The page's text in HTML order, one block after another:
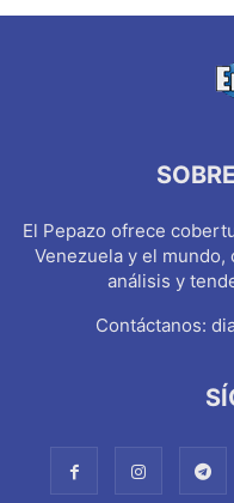
El Pepazo ofrece
Venezuela y el mundo,
análisis y
Contáctanos: